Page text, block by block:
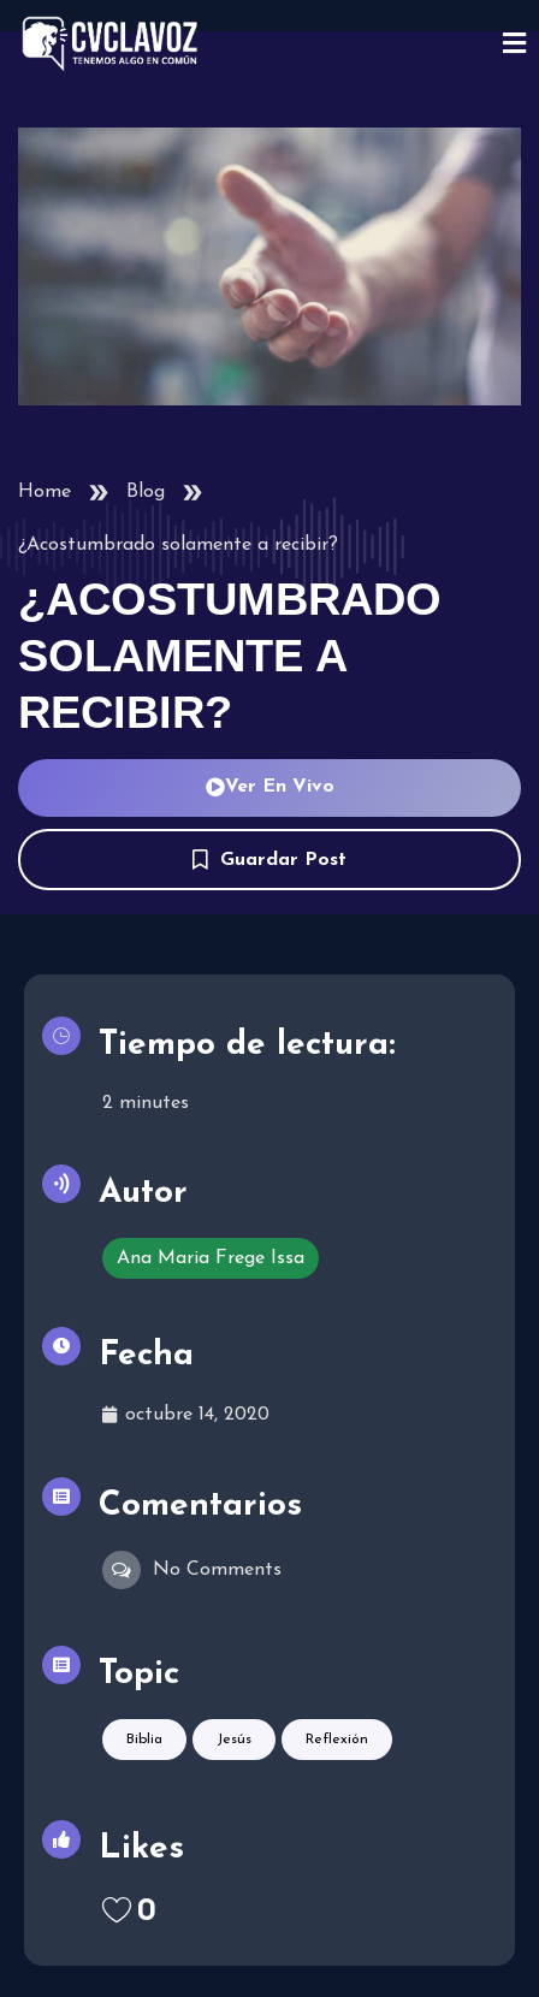
Home Blog
¿Acostumbrado solamente a recibir?
¿ACOSTUMBRADO
SOLAMENTE A
RECIBIR?
Ver En Vivo
Guardar Post
Tiempo de lectura:
2 minutes
Autor
Ana Maria Frege Issa
Fecha
octubre 14, 2020
Comentarios
No Comments
Topic
Biblia Jesús Reflexión
Likes
0